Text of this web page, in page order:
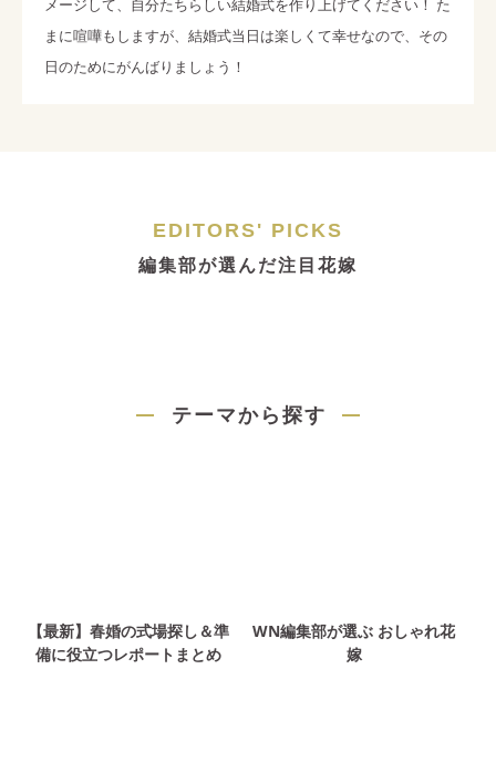
メージして、自分たちらしい結婚式を作り上げてください！ た
まに喧嘩もしますが、結婚式当日は楽しくて幸せなので、その
日のためにがんばりましょう！
EDITORS' PICKS
編集部が選んだ注目花嫁
テーマから探す
【最新】春婚の式場探し＆準
備に役立つレポートまとめ
WN編集部が選ぶ おしゃれ花
嫁